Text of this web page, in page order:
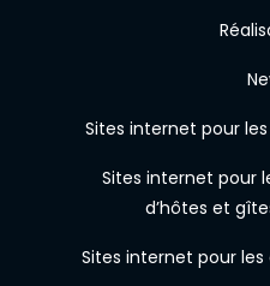
Sites internet pour
Sites internet pour
d’hôtes et
Sites internet pour